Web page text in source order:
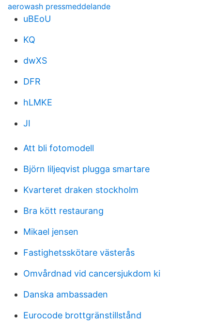
aerowash pressmeddelande
uBEoU
KQ
dwXS
DFR
hLMKE
JI
Att bli fotomodell
Björn liljeqvist plugga smartare
Kvarteret draken stockholm
Bra kött restaurang
Mikael jensen
Fastighetsskötare västerås
Omvårdnad vid cancersjukdom ki
Danska ambassaden
Eurocode brottgränstillstånd